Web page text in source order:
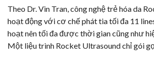
Theo Dr. Vin Tran, công nghệ trẻ hóa da
hoạt động với cơ chế phát tia tối đa 11
hoạt nên tối đa được thời gian cũng như
Một liệu trình Rocket Ultrasound chỉ gói